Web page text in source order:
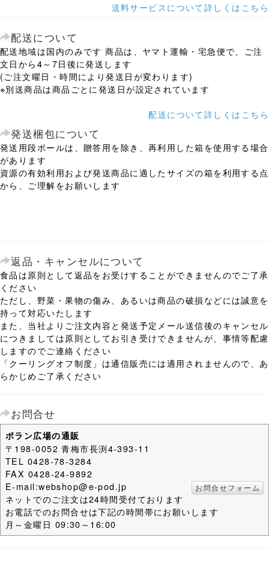
送料サービスについて詳しくはこちら
配送について
配送地域は国内のみです 商品は、ヤマト運輸・宅急便で、ご注
文日から4～7日後に発送します
(ご注文曜日・時間により発送日が変わります)
※別送商品は商品ごとに発送日が設定されています
配送について詳しくはこちら
発送梱包について
発送用段ボールは、贈答用を除き、再利用した箱を使用する場合
があります
資源の有効利用および発送商品に適したサイズの箱を利用する点
から、ご理解をお願いします
返品・キャンセルについて
食品は原則として返品をお受けすることができませんのでご了承
ください
ただし、野菜・果物の傷み、あるいは商品の破損などには誠意を
持って対応いたします
また、当社よりご注文内容と発送予定メール送信後のキャンセル
につきましては原則としてお引き受けできませんが、事情等配慮
しますのでご連絡ください
「クーリングオフ制度」は通信販売には適用されませんので、あ
らかじめご了承ください
お問合せ
ポラン広場の通販
〒198-0052 青梅市長渕4-393-11
TEL 0428-78-3284
FAX 0428-24-9892
E-mail:webshop@e-pod.jp
お問合せフォーム
ネットでのご注文は24時間受付ております
お電話でのお問合せは下記の時間帯にお願いします
月～金曜日 09:30～16:00